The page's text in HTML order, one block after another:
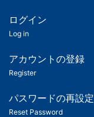
ツ
匿
名
ユ
ー
ログイン
Log in
アカウントの登録
Register
パスワードの再設定
Reset Password